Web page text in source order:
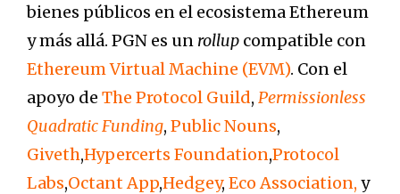
bienes públicos en el ecosistema Ethereum
y más allá. PGN es un rollup compatible con
Ethereum Virtual Machine (EVM). Con el
apoyo de The Protocol Guild, Permissionless
Quadratic Funding, Public Nouns,
Giveth,Hypercerts Foundation,Protocol
Labs,Octant App,Hedgey, Eco Association, y